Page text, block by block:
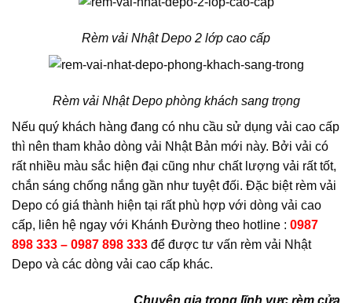
Rèm vải Nhật Depo 2 lớp cao cấp
Rèm vải Nhật Depo phòng khách sang trọng
Nếu quý khách hàng đang có nhu cầu sử dụng vải cao cấp
thì nên tham khảo dòng vải Nhật Bản mới này. Bởi vải có
rất nhiều màu sắc hiện đại cũng như chất lượng vải rất tốt,
chắn sáng chống nắng gần như tuyệt đối. Đặc biệt rèm vải
Depo có giá thành hiện tại rất phù hợp với dòng vải cao
cấp, liên hệ ngay với Khánh Đường theo hotline : 0987
898 333 – 0987 898 333 để được tư vấn rèm vải Nhật
Depo và các dòng vải cao cấp khác.
Chuyên gia trong lĩnh vực rèm cửa